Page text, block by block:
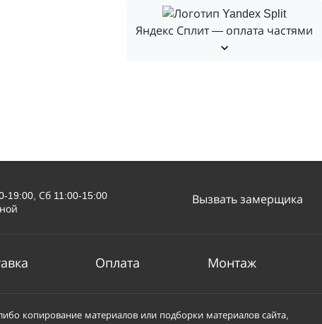
Яндекс Сплит — оплата частями
19:00, Сб 11:00-15:00
Вызвать замерщика
Оплата Монтаж
копирование материалов или подборки материалов сайта,